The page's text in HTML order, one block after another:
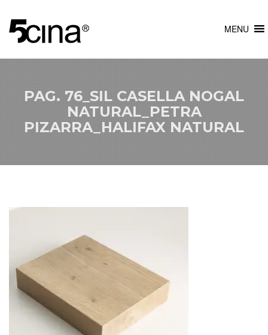
MENU
PAG. 76_SIL CASELLA NOGAL
NATURAL_PETRA
PIZARRA_HALIFAX NATURAL